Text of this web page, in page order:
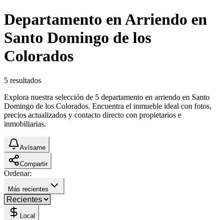
Departamento en Arriendo en
Santo Domingo de los
Colorados
5 resultados
Explora nuestra selección de 5 departamento en arriendo en Santo
Domingo de los Colorados. Encuentra el inmueble ideal con fotos,
precios actualizados y contacto directo con propietarios e
inmobiliarias.
Avísame
Compartir
Ordenar:
Más recientes
Local